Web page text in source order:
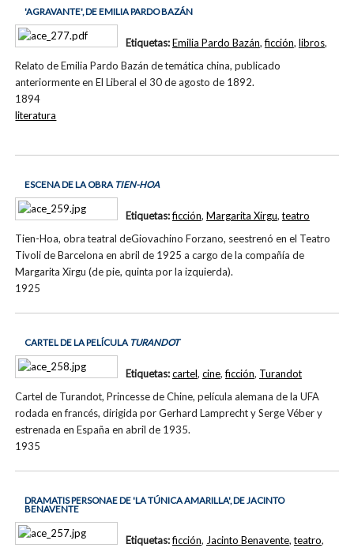
'AGRAVANTE', DE EMILIA PARDO BAZÁN
Relato de Emilia Pardo Bazán de temática china, publicado
anteriormente en El Liberal el 30 de agosto de 1892.
1894
Etiquetas:Emilia Pardo Bazán,ficción, libros,
literatura
ESCENA DE LA OBRA TIEN-HOA
Tien-Hoa, obra teatral deGiovachino Forzano, seestrenó en el Teatro
Tivoli de Barcelona en abril de 1925 a cargo de la compañía de
Margarita Xirgu (de pie, quinta por la izquierda).
1925
Etiquetas:ficción, Margarita Xirgu,teatro
CARTEL DE LA PELÍCULA TURANDOT
Cartel de Turandot, Princesse de Chine, película alemana de la UFA
rodada en francés, dirigida por Gerhard Lamprecht y Serge Véber y
estrenada en España en abril de 1935.
1935
Etiquetas:cartel, cine,ficción, Turandot
DRAMATIS PERSONAE DE 'LA TÚNICA AMARILLA', DE JACINTO
BENAVENTE
Etiquetas:ficción, Jacinto Benavente,teatro,